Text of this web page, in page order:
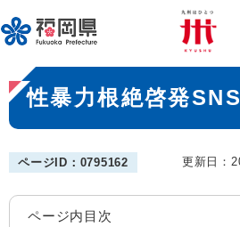
ー
ジ
先
頭
で
メニューを飛ばして
本
文
性暴力根絶啓発
ページID：0795162 更新日：
ページ内目次